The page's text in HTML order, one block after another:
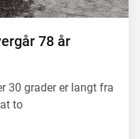
78 år
30 grader er langt fra
to